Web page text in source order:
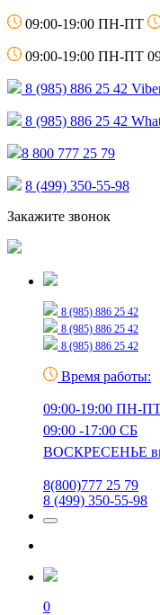
09:00-19:00 ПН-ПТ
09:00-19:00 ПН-ПТ
8 (985) 886 25 42
8 (985) 886 25 42
8 800 777 25 79
8 (499) 350-55-98
Закажите звонок
8 (985) 886 25 42
8 (985) 886 25 42
8 (985) 886 25 42
Время работы:
09:00-19:00 ПН-
09:00 -17:00 СБ
ВОСКРЕСЕНЬЕ
8(800)777 25 79
8 (499) 350-55-98
0